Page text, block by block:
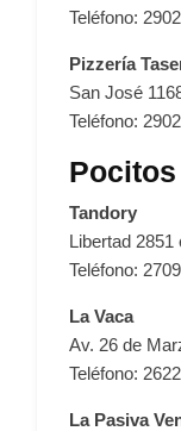
Teléfono:
Pizzería
San José
Teléfono:
Pocitos
Tandory
Libertad
Teléfono:
La Vaca
Av. 26 de
Teléfono:
La Pasiva